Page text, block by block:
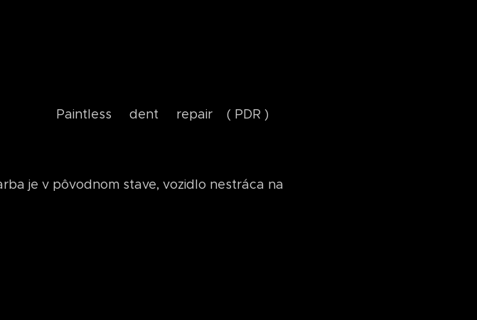
Paintless dent repair ( PDR )
je v pôvodnom stave, vozidlo nestráca na